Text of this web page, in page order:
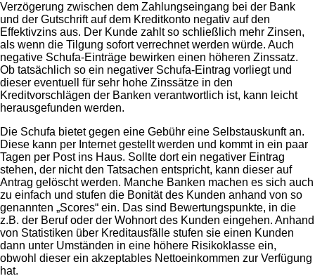
Verzögerung zwischen dem Zahlungseingang bei der Bank
und der Gutschrift auf dem Kreditkonto negativ auf den
Effektivzins aus. Der Kunde zahlt so schließlich mehr Zinsen,
als wenn die Tilgung sofort verrechnet werden würde. Auch
negative Schufa-Einträge bewirken einen höheren Zinssatz.
Ob tatsächlich so ein negativer Schufa-Eintrag vorliegt und
dieser eventuell für sehr hohe Zinssätze in den
Kreditvorschlägen der Banken verantwortlich ist, kann leicht
herausgefunden werden.
Die Schufa bietet gegen eine Gebühr eine Selbstauskunft an.
Diese kann per Internet gestellt werden und kommt in ein paar
Tagen per Post ins Haus. Sollte dort ein negativer Eintrag
stehen, der nicht den Tatsachen entspricht, kann dieser auf
Antrag gelöscht werden. Manche Banken machen es sich auch
zu einfach und stufen die Bonität des Kunden anhand von so
genannten „Scores“ ein. Das sind Bewertungspunkte, in die
z.B. der Beruf oder der Wohnort des Kunden eingehen. Anhand
von Statistiken über Kreditausfälle stufen sie einen Kunden
dann unter Umständen in eine höhere Risikoklasse ein,
obwohl dieser ein akzeptables Nettoeinkommen zur Verfügung
hat.